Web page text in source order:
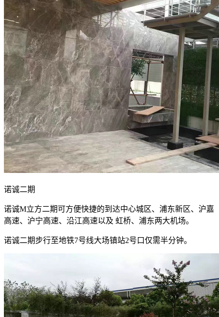
诺诚二期
诺诚M立方二期可方便快捷的到达中心城区、浦东新区、沪嘉
高速、沪宁高速、沿江高速以及 虹桥、浦东两大机场。
诺诚二期步行至地铁7号线大场镇站2号口仅需半分钟。